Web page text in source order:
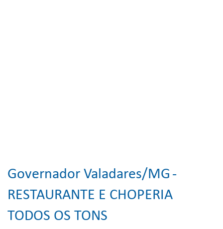
Governador Valadares/MG -
RESTAURANTE E CHOPERIA
TODOS OS TONS